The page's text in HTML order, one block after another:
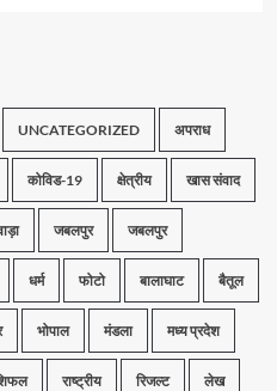
UNCATEGORIZED अपराध
कोविड-19 क्षेत्रीय खास संवाद
जबलपुर जबलपुर
धर्म फोटो बालाघाट बैतूल
भोपाल मंडला मध्य प्रदेश
राष्ट्रीय रिजल्ट लेख